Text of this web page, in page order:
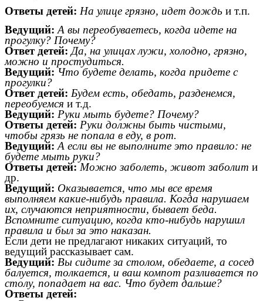
Ответы детей: На улице грязно, идет дождь и т.п.
Ведущий: А вы переобуваетесь, когда идете на
прогулку? Почему?
Ответ детей: Да, на улицах лужи, холодно, грязно,
можно и простудиться.
Ведущий: Что будете делать, когда придете с
прогулки?
Ответ детей: Будем есть, обедать, разденемся,
переобуемся и т.д.
Ведущий: Руки мыть будете? Почему?
Ответы детей: Руки должны быть чистыми,
чтобы грязь не попала в еду, в рот.
Ведущий: А если вы не выполните это правило: не
будете мыть руки?
Ответы детей:Можно заболеть, живот заболит и
др.
Ведущий: Оказывается, что мы все время
выполняем какие-нибудь правила. Когда нарушаем
их, случаются неприятности, бывает беда.
Вспомните ситуацию, когда кто-нибудь нарушил
правила и был за это наказан.
Если дети не предлагают никаких ситуаций, то
ведущий рассказывает сам.
Ведущий: Вы сидите за столом, обедаете, а сосед
балуется, толкается, и ваш компот разливается по
столу, попадает на вас. Что будет дальше?
Ответы детей: